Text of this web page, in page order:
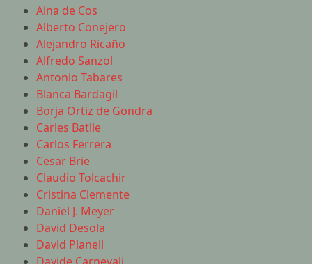
Aina de Cos
Alberto Conejero
Alejandro Ricaño
Alfredo Sanzol
Antonio Tabares
Blanca Bardagil
Borja Ortiz de Gondra
Carles Batlle
Carlos Ferrera
Cesar Brie
Claudio Tolcachir
Cristina Clemente
Daniel J. Meyer
David Desola
David Planell